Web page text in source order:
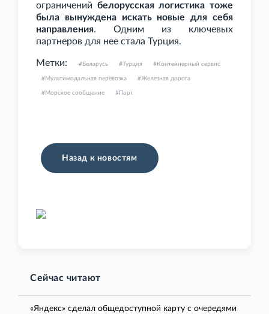
ограничений белорусская логистика тоже
была вынуждена искать новые для себя
направления. Одним из ключевых
партнеров для нее стала Турция.
Метки: Беларусь Турция Контейнерный сервис
Мультимодальная перевозка Железная дорога
Морское сообщение Порт
Назад к новостям
Сейчас читают
«Яндекс» сделал общедоступной карту с очередями